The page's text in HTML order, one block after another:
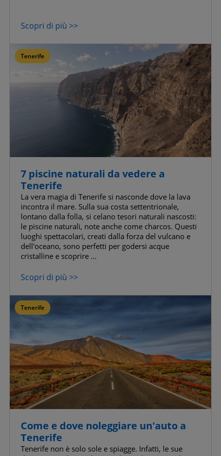
Scopri di più >>
Tenerife
7 piscine naturali da vedere a
Tenerife
La vera magia di Tenerife si nasconde dove la lava
incontra il mare. Sulla sua costa settentrionale,
lontano dalla folla, si celano tesori naturali nascosti:
le piscine naturali, note anche come charcos. Questi
luoghi spettacolari, creati dalla forza del vulcano e
dell'oceano, sono perfetti per godersi acque
cristalline e scoprire ...
Scopri di più >>
Tenerife
Come e dove noleggiare un'auto a
Tenerife
Tenerife non è solo sole e spiagge. Infatti, le sue